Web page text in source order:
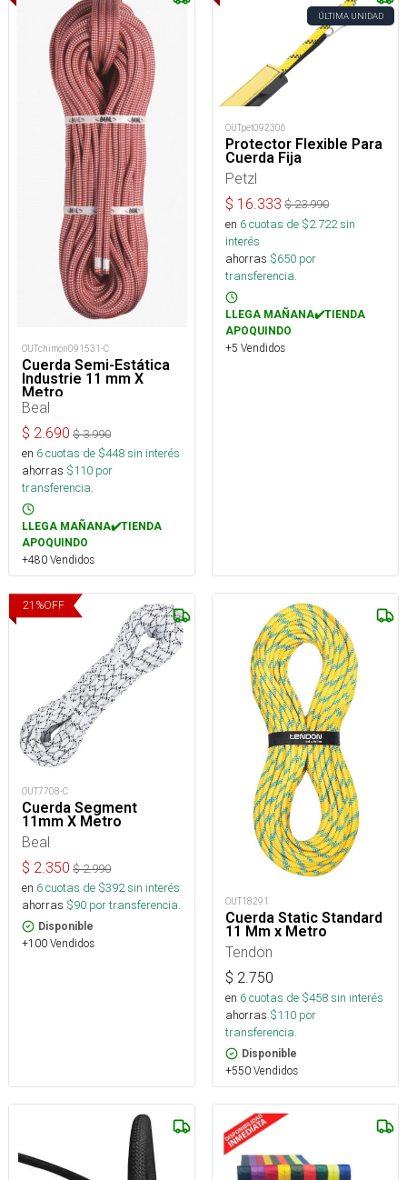
OUTchimon091531-C
Cuerda Semi-Estática
Industrie 11 mm X
Metro
Beal
$ 2.690 $3.990
en 6cuotas de $448sin interés
ahorras $110 por
transferencia.
LLEGA MAÑANA✔️TIENDA
APOQUINDO
+480 Vendidos
ÚLTIMA UNIDAD
OUTpet092306
Protector Flexible Para
Cuerda Fija
Petzl
$ 16.333 $23.990
en 6cuotas de $2.722sin
interés
ahorras $650 por
transferencia.
LLEGA MAÑANA✔️TIENDA
APOQUINDO
+5 Vendidos
21 %OFF
OUT7708-C
Cuerda Segment
11mm X Metro
Beal
$ 2.350 $2.990
en 6cuotas de $392sin interés
ahorras $90 por transferencia.
Disponible
+100 Vendidos
OUT18291
Cuerda Static Standard
11 Mm x Metro
Tendon
$ 2.750
en 6cuotas de $458sin interés
ahorras $110 por
transferencia.
Disponible
+550 Vendidos